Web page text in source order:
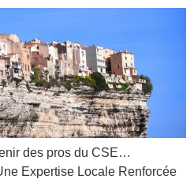
des pros du CSE…
Expertise Locale Renforcée